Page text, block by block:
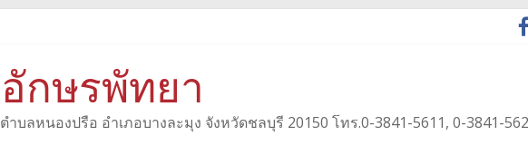
กษรพัทยา
บลหนองปรือ อำเภอบางละมุง จังหวัดชลบุรี 20150 โทร.0-3841-5611, 0-3841-